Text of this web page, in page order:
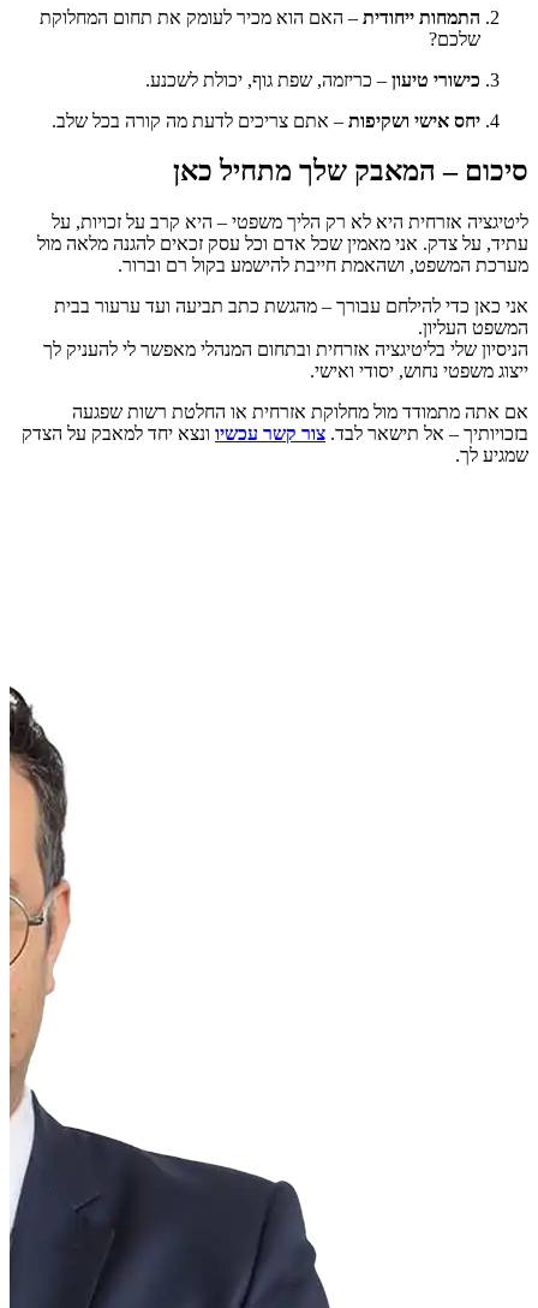
התמחות ייחודית – האם הוא מכיר לעומק את תחום המחלוקת
שלכם?
כישורי טיעון – כריזמה, שפת גוף, יכולת לשכנע.
יחס אישי ושקיפות – אתם צריכים לדעת מה קורה בכל שלב.
סיכום – המאבק שלך מתחיל כאן
ליטיגציה אזרחית היא לא רק הליך משפטי – היא קרב על זכויות, על
עתיד, על צדק. אני מאמין שכל אדם וכל עסק זכאים להגנה מלאה מול
מערכת המשפט, ושהאמת חייבת להישמע בקול רם וברור.
אני כאן כדי להילחם עבורך – מהגשת כתב תביעה ועד ערעור בבית
המשפט העליון.
הניסיון שלי בליטיגציה אזרחית ובתחום המנהלי מאפשר לי להעניק לך
ייצוג משפטי נחוש, יסודי ואישי.
אם אתה מתמודד מול מחלוקת אזרחית או החלטת רשות שפגעה
בזכויותיך – אל תישאר לבד. צור קשר עכשיו ונצא יחד למאבק על הצדק
שמגיע לך.